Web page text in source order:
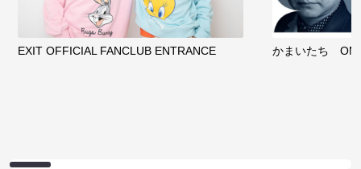
EXIT OFFICIAL FANCLUB ENTRANCE かまいたち